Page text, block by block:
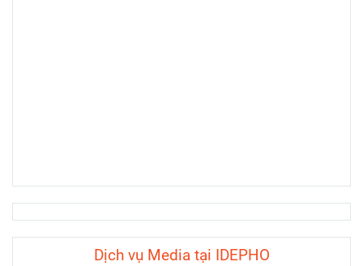
Dịch vụ Media tại IDEPHO